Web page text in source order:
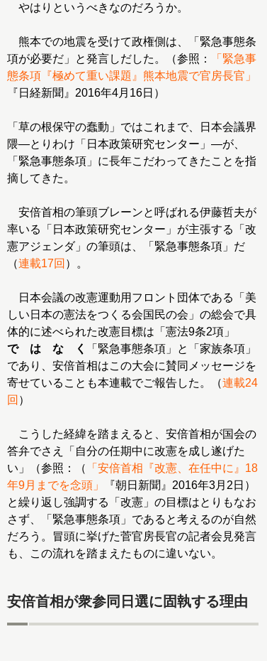
やはりというべきなのだろうか。
熊本での地震を受けて政権側は、「緊急事態条
項が必要だ」と発言しだした。（参照：
「緊急事
態条項『極めて重い課題』熊本地震で官房長官」
『日経新聞』2016年4月16日）
「草の根保守の蠢動」ではこれまで、日本会議界
隈—とりわけ「日本政策研究センター」—が、
「緊急事態条項」に長年こだわってきたことを指
摘してきた。
安倍首相の筆頭ブレーンと呼ばれる伊藤哲夫が
率いる「日本政策研究センター」が主張する「改
憲アジェンダ」の筆頭は、「緊急事態条項」だ
（連載17回 ）。
日本会議の改憲運動用フロント団体である「美
しい日本の憲法をつくる会国民の会」の総会で具
体的に述べられた改憲目標は「憲法9条2項」
で は な く
「緊急事態条項」と「家族条項」
であり、安倍首相はこの大会に賛同メッセージを
寄せていることも本連載でご報告した。（連載24
回 ）
こうした経緯を踏まえると、安倍首相が国会の
答弁でさえ「自分の任期中に改憲を成し遂げた
い」（参照：（
「安倍首相『改憲、在任中に』18
年9月までを念頭」
『朝日新聞』2016年3月2日）
と繰り返し強調する「改憲」の目標はとりもなお
さず、「緊急事態条項」であると考えるのが自然
だろう。冒頭に挙げた菅官房長官の記者会見発言
も、この流れを踏まえたものに違いない。
安倍首相が衆参同日選に固執する理由